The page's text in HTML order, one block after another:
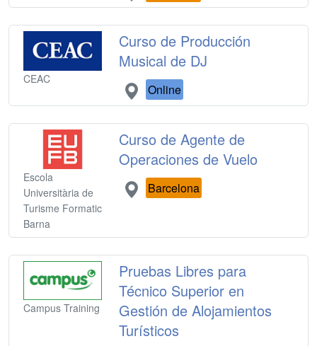
CEAC
Curso de Producción
Musical de DJ
Online
Escola
Universitària de
Turisme Formatic
Barna
Curso de Agente de
Operaciones de Vuelo
Barcelona
Campus Training
Pruebas Libres para
Técnico Superior en
Gestión de Alojamientos
Turísticos